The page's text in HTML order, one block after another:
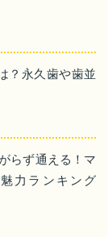
？永久歯や歯並
らず通える！マ
力ランキング